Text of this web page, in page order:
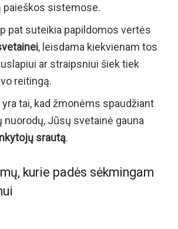
paieškos sistemose.
pat suteikia papildomos vertės
, leisdama kiekvienam tos
ar straipsniui šiek tiek
reitingą.
yra tai, kad žmonėms spaudžiant
nuorodų, Jūsų svetainė gauna
srautą.
kurie padės sėkmingam